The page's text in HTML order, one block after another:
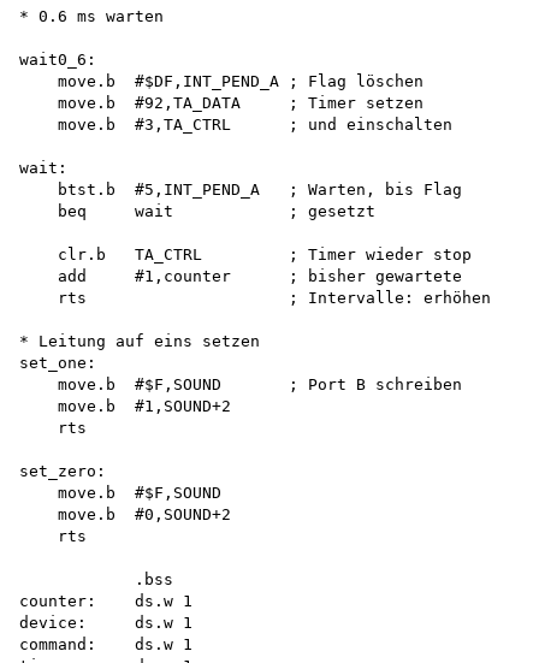
* 0.6 ms warten
wait0_6:
    move.b  #$DF,INT_PEND_A ; Flag löschen
    move.b  #92,TA_DATA     ; Timer setzen
    move.b  #3,TA_CTRL      ; und einschalten
wait:
    btst.b  #5,INT_PEND_A   ; Warten, bis Flag
    beq     wait            ; gesetzt
    clr.b   TA_CTRL         ; Timer wieder stop
    add     #1,counter      ; bisher gewartete
    rts                     ; Intervalle: erhöhen
* Leitung auf eins setzen
set_one:
    move.b  #$F,SOUND       ; Port B schreiben
    move.b  #1,SOUND+2
    rts
set_zero:
    move.b  #$F,SOUND
    move.b  #0,SOUND+2
    rts
            .bss
counter:    ds.w 1
device:     ds.w 1
command:    ds.w 1